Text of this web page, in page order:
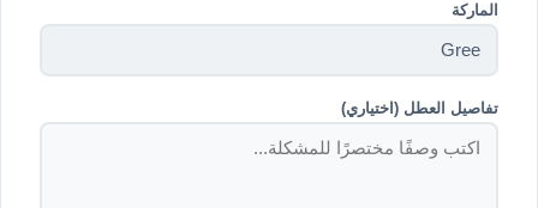
الماركة
تفاصيل العطل (اختياري)